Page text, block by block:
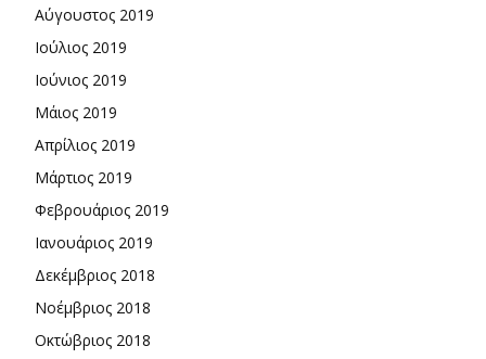
Αύγουστος 2019
Ιούλιος 2019
Ιούνιος 2019
Μάιος 2019
Απρίλιος 2019
Μάρτιος 2019
Φεβρουάριος 2019
Ιανουάριος 2019
Δεκέμβριος 2018
Νοέμβριος 2018
Οκτώβριος 2018